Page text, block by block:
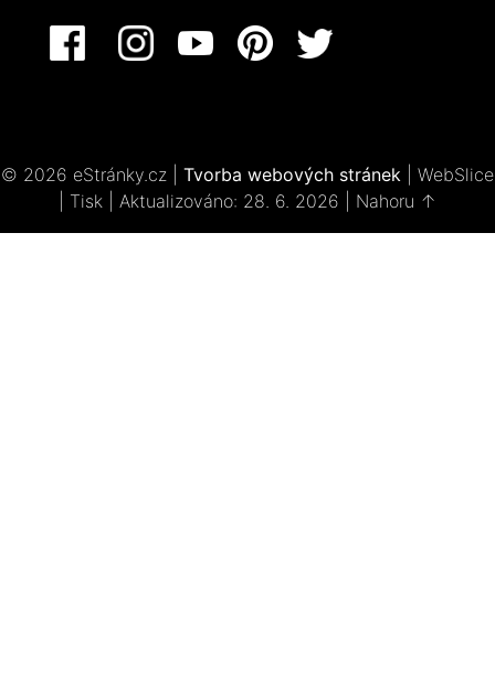
© 2026 eStránky.cz Tvorba webových stránek
WebSlice
Tisk Aktualizováno: 28. 6. 2026 Nahoru ↑